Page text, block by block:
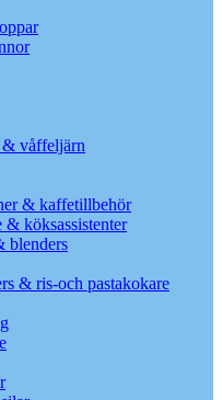
våffeljärn
& kaffetillbehör
& köksassistenter
blenders
& ris-och pastakokare